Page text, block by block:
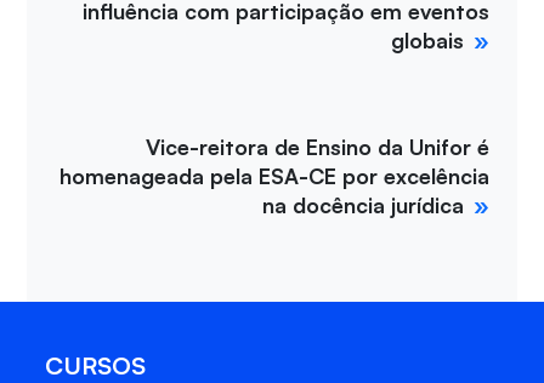
influência com participação em eventos
globais
Vice-reitora de Ensino da Unifor é
homenageada pela ESA-CE por excelência
na docência jurídica
CURSOS